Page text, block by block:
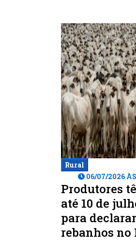
Rural
06/07/2026
Produtores
até 10 de
para declarar
rebanhos no